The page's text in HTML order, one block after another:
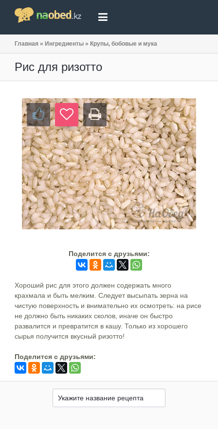
Главная » Ингредиенты » Крупы, бобовые и мука
Рис для ризотто
Поделится c друзьями:
Хороший рис для этого должен содержать много
крахмала и быть мелким. Следует высыпать зерна на
чистую поверхность и внимательно их осмотреть: на рисе
не должно быть никаких сколов, иначе он быстро
развалится и превратится в кашу. Только из хорошего
сырья получится вкусный ризотто!
Поделится c друзьями: